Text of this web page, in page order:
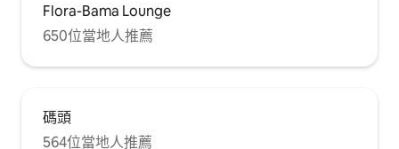
Flora-Bama Lounge
650位當地人推薦
碼頭
564位當地人推薦